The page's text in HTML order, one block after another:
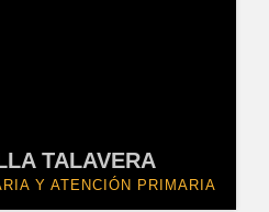
TALAVERA
Y ATENCIÓN PRIMARIA